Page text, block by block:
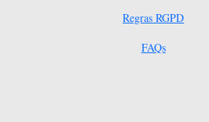
Regras RGPD
FAQs